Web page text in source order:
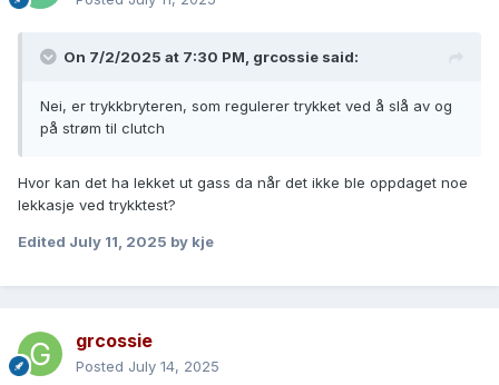
On 7/2/2025 at 7:30 PM, grcossie said:
Nei, er trykkbryteren, som regulerer trykket ved å slå av og
på strøm til clutch
Hvor kan det ha lekket ut gass da når det ikke ble oppdaget noe
lekkasje ved trykktest?
Edited July 11, 2025 by kje
grcossie
Posted July 14, 2025